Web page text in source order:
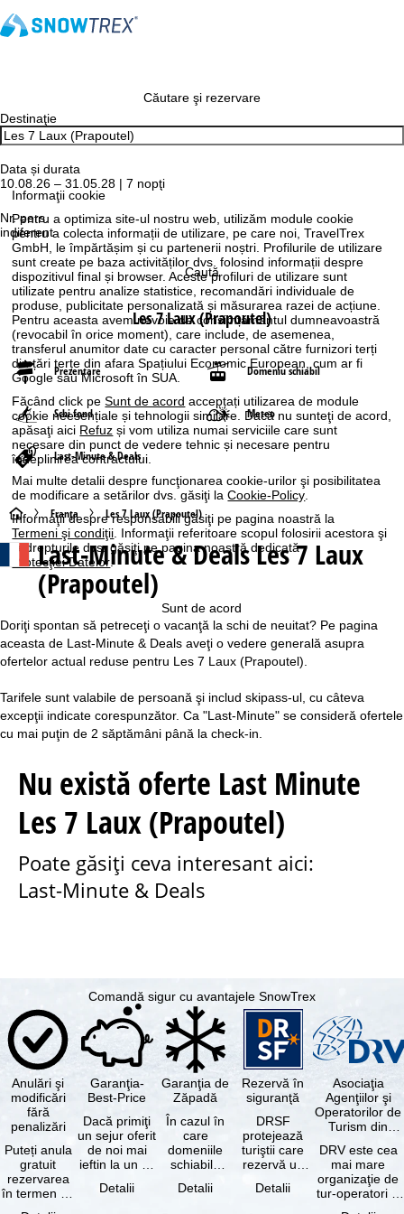
Informaţii cookie
Pentru a optimiza site-ul nostru web, utilizăm module cookie
pentru a colecta informații de utilizare, pe care noi, TravelTrex
GmbH, le împărtășim și cu partenerii noștri. Profilurile de utilizare
sunt create pe baza activităților dvs. folosind informații despre
dispozitivul final și browser. Aceste profiluri de utilizare sunt
utilizate pentru analize statistice, recomandări individuale de
produse, publicitate personalizată și măsurarea razei de acțiune.
Pentru aceasta avem nevoie de consimțământul dumneavoastră
(revocabil în orice moment), care include, de asemenea,
transferul anumitor date cu caracter personal către furnizori terți
din țări terțe din afara Spațiului Economic European, cum ar fi
Google sau Microsoft în SUA.
Făcând click peSunt de acord acceptați utilizarea de module
cookie neesențiale și tehnologii similare. Dacă nu sunteţi de acord,
apăsaţi aici Refuz și vom utiliza numai serviciile care sunt
necesare din punct de vedere tehnic și necesare pentru
îndeplinirea contractului.
Mai multe detalii despre funcţionarea cookie-urilor şi posibilitatea
de modificare a setărilor dvs. găsiţi laCookie-Policy.
Informaţii despre responsabili găsiţi pe pagina noastră la
Termeni şi condiţii. Informaţii referitoare scopul folosirii acestora şi
la drepturile dvs. găsiţi pe pagina noastră dedicată
Protecţiei Datelor.
Sunt de acord
Căutare şi rezervare
Destinaţie
Data și durata
10.08.26 – 31.05.28 | 7 nopţi
Nr. pers.
indiferent
Caută
Les 7 Laux (Prapoutel)
Prezentare Domeniu schiabil
Schi fond Meteo
Last-Minute & Deals
A
c
s
ă
Franţa Les 7 Laux (Prapoutel)
Last-Minute & Deals Les 7 Laux
(Prapoutel)
Doriţi spontan să petreceţi o vacanţă la schi de neuitat? Pe pagina
aceasta de Last-Minute & Deals aveţi o vedere generală asupra
ofertelor actual reduse pentru Les 7 Laux (Prapoutel).
Tarifele sunt valabile de persoană şi includ skipass-ul, cu câteva
excepţii indicate corespunzător. Ca "Last-Minute" se consideră ofertele
cu mai puţin de 2 săptămâni până la check-in.
Nu există oferte Last Minute
Les 7 Laux (Prapoutel)
Poate găsiţi ceva interesant aici:
Last-Minute & Deals
Comandă sigur cu avantajele SnowTrex
Anulări şi
modificări
fără
penalizări
Puteți anula
gratuit
rezervarea
în termen de
Garanţia-
Best-Price
Dacă primiţi
un sejur oferit
de noi mai
ieftin la un alt
cu aceleaşi …
Detalii
Garanţia de
Zăpadă
În cazul în
care
domeniile
schiabile
skipass-ul
Detalii
Rezervă în
siguranţă
DRSF
protejează
turiştii care
rezervă un
sau servicii
Detalii
Asociaţia
Agenţiilor şi
Operatorilor de
Turism din
DRV este cea
mai mare
organizaţie de
tur-operatori şi